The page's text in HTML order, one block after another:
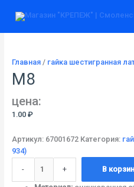
Главная/ гайка шестигранная
М8
цена:
1.00 ₽
Артикул: 67001672 Категория:
934)
-
товара
+ В